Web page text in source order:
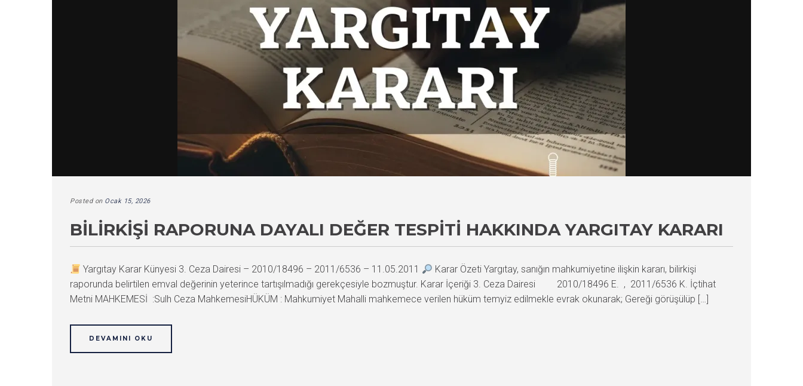
Posted on Ocak 15, 2026
BILIRKIŞI RAPORUNA DAYALI DEĞER TESPITI HAKKINDA YARGITAY KARARI
Yargıtay Karar Künyesi 3. Ceza Dairesi – 2010/18496 – 2011/6536 – 11.05.2011
Karar Özeti Yargıtay, sanığın mahkumiyetine ilişkin kararı, bilirkişi
raporunda belirtilen emval değerinin yeterince tartışılmadığı gerekçesiyle bozmuştur. Karar İçeriği 3. Ceza Dairesi 2010/18496 E. , 2011/6536 K. İçtihat
Metni MAHKEMESİ :Sulh Ceza MahkemesiHÜKÜM : Mahkumiyet Mahalli mahkemece verilen hüküm temyiz edilmekle evrak okunarak; Gereği görüşülüp […]
DEVAMINI OKU